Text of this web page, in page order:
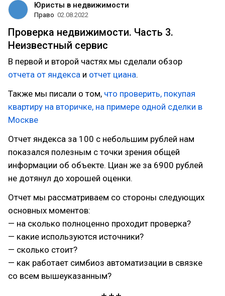
Юристы в недвижимости
Право 02.08.2022
Проверка недвижимости. Часть 3.
Неизвестный сервис
В первой и второй частях мы сделали обзор
отчета от яндекса и отчет циана.
Также мы писали о том, что проверить, покупая
квартиру на вторичке, на примере одной сделки в
Москве
Отчет яндекса за 100 с небольшим рублей нам
показался полезным с точки зрения общей
информации об объекте. Циан же за 6900 рублей
не дотянул до хорошей оценки.
Отчет мы рассматриваем со стороны следующих
основных моментов:
— на сколько полноценно проходит проверка?
— какие используются источники?
— сколько стоит?
— как работает симбиоз автоматизации в связке
со всем вышеуказанным?